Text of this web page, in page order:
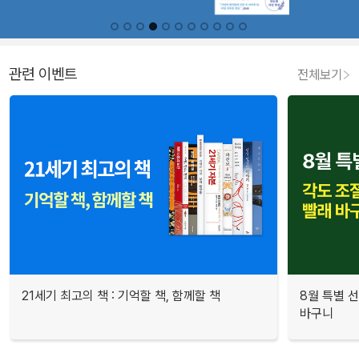
관련 이벤트 전체보기
21세기 최고의 책 : 기억할 책, 함께할 책
8월 특별
바구니